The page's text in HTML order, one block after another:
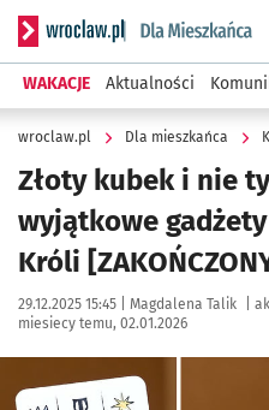
Serwis informacyjny
WAKACJE Aktualności
wroclaw.pl Dla mieszkańca
Złoty kubek i nie
wyjątkowe
Króli
Data publikacji:
29.12.2025 15:45 | Autor:
Magdalena Talik
miesiecy temu, 02.01.2026
Kliknij, aby powiększyć